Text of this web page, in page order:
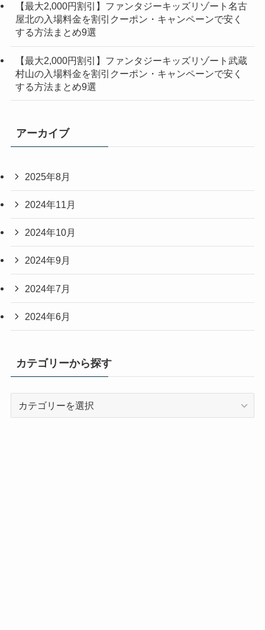
【最大2,000円割引】ファンタジーキッズリゾート名古
屋北の入場料金を割引クーポン・キャンペーンで安く
する方法まとめ9選
【最大2,000円割引】ファンタジーキッズリゾート武蔵
村山の入場料金を割引クーポン・キャンペーンで安く
する方法まとめ9選
アーカイブ
2025年8月
2024年11月
2024年10月
2024年9月
2024年7月
2024年6月
カテゴリーから探す